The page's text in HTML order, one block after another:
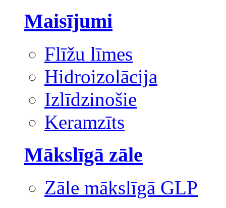
Maisījumi
Flīžu līmes
Hidroizolācija
Izlīdzinošie
Keramzīts
Mākslīgā zāle
Zāle mākslīgā GLP